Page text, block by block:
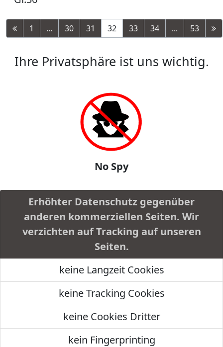
1 ... 30 31 32 33 34 ... 53
Ihre Privatsphäre ist uns wichtig.
No Spy
Erhöhter Datenschutz gegenüber
anderen kommerziellen Seiten. Wir
verzichten auf Tracking auf unseren
Seiten.
keine Langzeit Cookies
keine Tracking Cookies
keine Cookies Dritter
kein Fingerprinting